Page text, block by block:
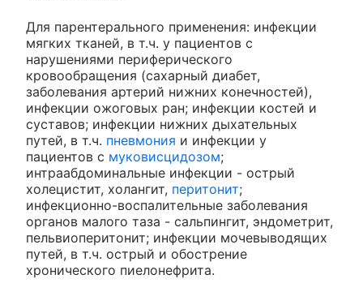
Для парентерального применения: инфекции
мягких тканей, в т.ч. у пациентов с
нарушениями периферического
кровообращения (сахарный диабет,
заболевания артерий нижних конечностей),
инфекции ожоговых ран; инфекции костей и
суставов; инфекции нижних дыхательных
путей, в т.ч. пневмония и инфекции у
пациентов с муковисцидозом;
интраабдоминальные инфекции - острый
холецистит, холангит, перитонит;
инфекционно-воспалительные заболевания
органов малого таза - сальпингит, эндометрит,
пельвиоперитонит; инфекции мочевыводящих
путей, в т.ч. острый и обострение
хронического пиелонефрита.